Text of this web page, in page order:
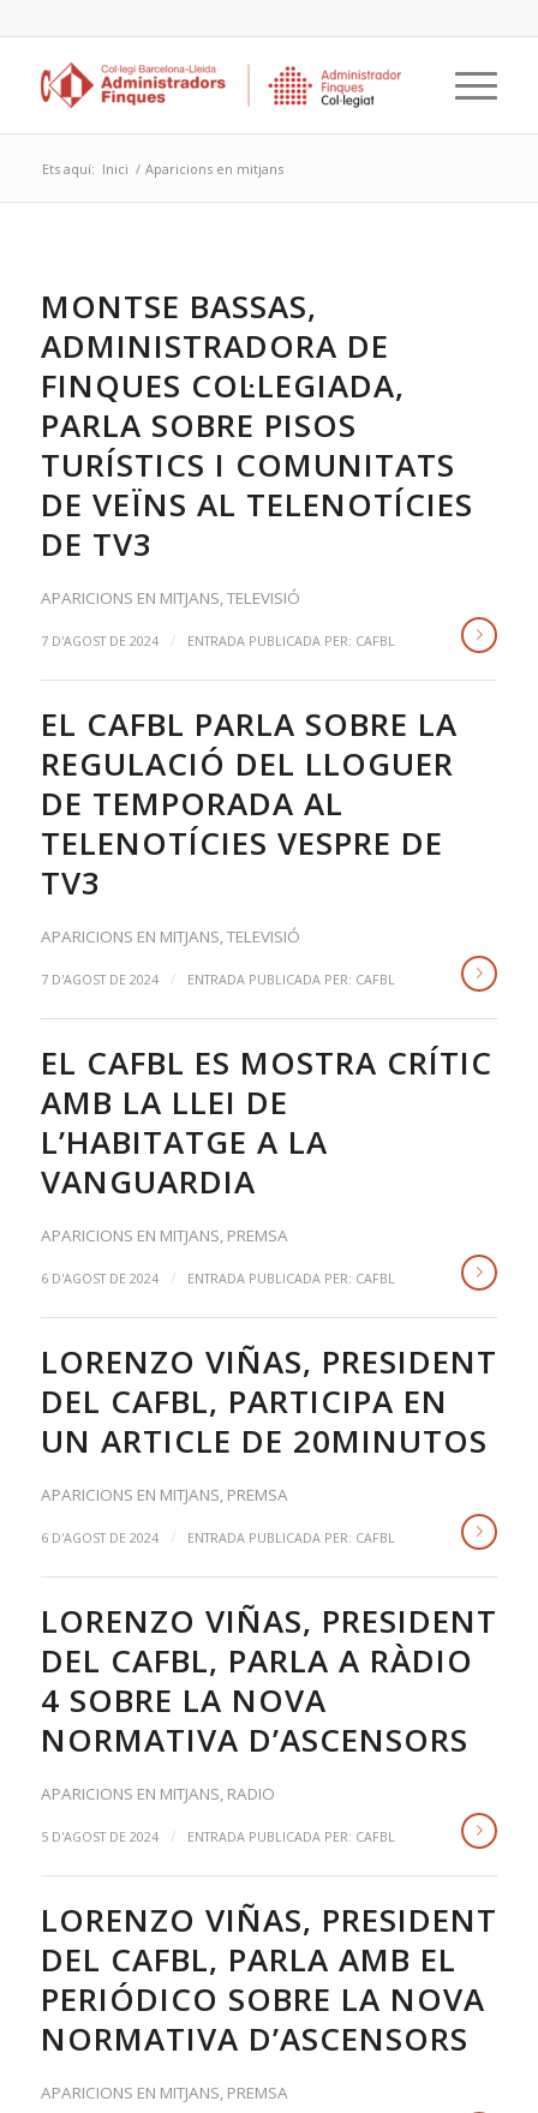
Ets aquí: Inici / Aparicions en mitjans
MONTSE BASSAS,
ADMINISTRADORA DE
FINQUES COL·LEGIADA,
PARLA SOBRE PISOS
TURÍSTICS I COMUNITATS
DE VEÏNS AL TELENOTÍCIES
DE TV3
APARICIONS EN MITJANS,TELEVISIÓ
7 D'AGOST DE 2024 / ENTRADA PUBLICADA PER: CAFBL
EL CAFBL PARLA SOBRE LA
REGULACIÓ DEL LLOGUER
DE TEMPORADA AL
TELENOTÍCIES VESPRE DE
TV3
APARICIONS EN MITJANS,TELEVISIÓ
7 D'AGOST DE 2024 / ENTRADA PUBLICADA PER: CAFBL
EL CAFBL ES MOSTRA CRÍTIC
AMB LA LLEI DE
L’HABITATGE A LA
VANGUARDIA
APARICIONS EN MITJANS, PREMSA
6 D'AGOST DE 2024 / ENTRADA PUBLICADA PER: CAFBL
LORENZO VIÑAS, PRESIDENT
DEL CAFBL, PARTICIPA EN
UN ARTICLE DE 20MINUTOS
APARICIONS EN MITJANS, PREMSA
6 D'AGOST DE 2024 / ENTRADA PUBLICADA PER: CAFBL
LORENZO VIÑAS, PRESIDENT
DEL CAFBL, PARLA A RÀDIO
4 SOBRE LA NOVA
NORMATIVA D’ASCENSORS
APARICIONS EN MITJANS, RADIO
5 D'AGOST DE 2024 / ENTRADA PUBLICADA PER: CAFBL
LORENZO VIÑAS, PRESIDENT
DEL CAFBL, PARLA AMB EL
PERIÓDICO SOBRE LA NOVA
NORMATIVA D’ASCENSORS
APARICIONS EN MITJANS, PREMSA